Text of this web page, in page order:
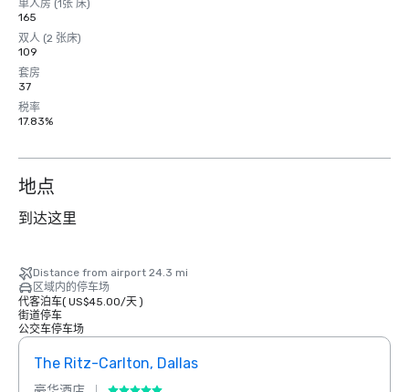
单人房 (1张 床)
165
双人 (2 张床)
109
套房
37
税率
17.83%
地点
到达这里
Distance from airport 24.3 mi
区域内的停车场
代客泊车( US$45.00/天)
街道停车
公交车停车场
The Ritz-Carlton, Dallas